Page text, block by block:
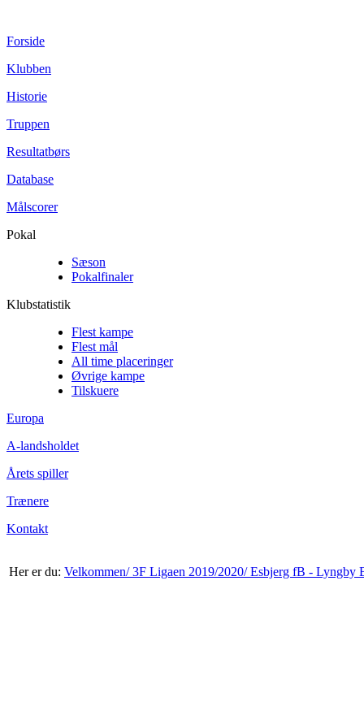
Forside
Klubben
Historie
Truppen
Resultatbørs
Database
Målscorer
Pokal
Sæson
Pokalfinaler
Klubstatistik
Flest kampe
Flest mål
All time placeringer
Øvrige kampe
Tilskuere
Europa
A-landsholdet
Årets spiller
Trænere
Kontakt
Her er du: Velkommen/3F Ligaen 2019/2020/Esbjerg fB - Lyngby